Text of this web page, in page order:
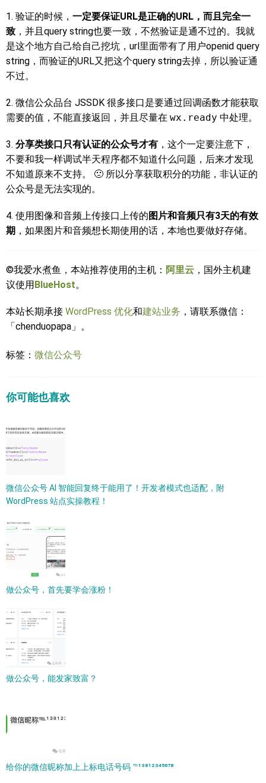
1. 验证的时候， 一定要保证URL是正确的URL，而且完全一
致 ，并且query string也要一致，不然验证是通不过的。我就
是这个地方自己给自己挖坑，url里面带有了用户openid query
string，而验证的URL又把这个query string去掉，所以验证通
不过。
2. 微信公众品台 JSSDK 很多接口是要通过回调函数才能获取
需要的值，不能直接返回，并且尽量在 wx.ready 中处理。
3. 分享类接口只有认证的公众号才有 ，这个一定要注意下，
不要和我一样调试半天程序都不知道什么问题，后来才发现
不知道原来不支持。 🙁 所以分享获取积分的功能，非认证的
公众号是无法实现的。
4. 使用图像和音频上传接口上传的 图片和音频只有3天的有效
期 ，如果图片和音频想长期使用的话，本地也要做好存储。
©我爱水煮鱼，本站推荐使用的主机： 阿里云 ，国外主机建
议使用BlueHost。
本站长期承接 WordPress 优化和建站业务 ，请联系微信：
「chenduopapa」。
标签： 微信公众号
你可能也喜欢
微信公众号 AI 智能回复终于能用了！开发者模式也适配，附
WordPress 站点实操教程！
做公众号，首先要学会涨粉！
做公众号，能发家致富？
给你的微信昵称加上上标电话号码 ℡¹³⁸¹²³⁴⁵⁶⁷⁸